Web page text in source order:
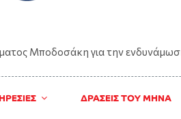
Μποδοσάκη για την
ΔΡΑΣΕΙΣ ΤΟΥ ΜΗΝΑ